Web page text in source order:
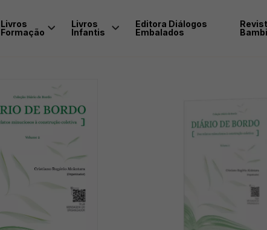
Livros
Formação
Livros
Infantis
Editora Diálogos
Embalados